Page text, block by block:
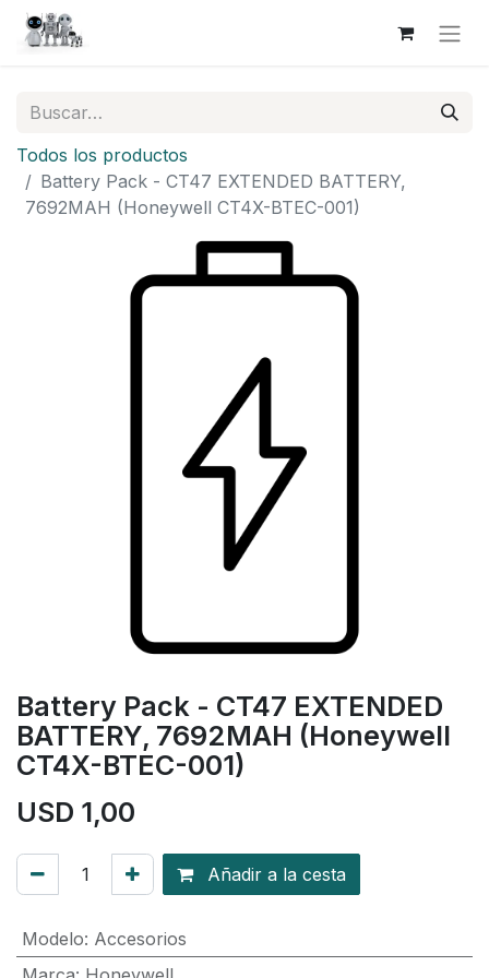
Todos los productos
Battery Pack - CT47 EXTENDED BATTERY,
7692MAH (Honeywell CT4X-BTEC-001)
Battery Pack - CT47 EXTENDED
BATTERY, 7692MAH (Honeywell
CT4X-BTEC-001)
USD 1,00
Añadir a la cesta
Modelo: Accesorios